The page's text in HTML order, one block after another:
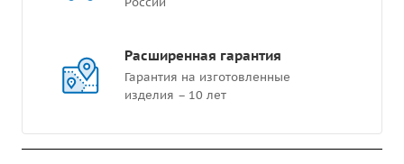
Расширенная гарантия
Гарантия на изготовленные
изделия – 10 лет